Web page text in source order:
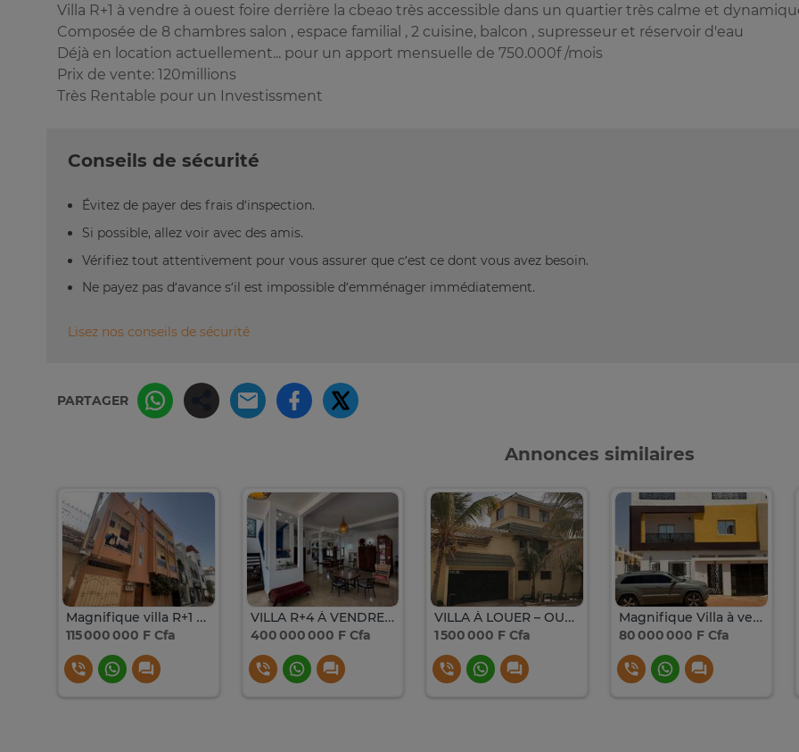
Villa R+1 à vendre à ouest foire derrière la cbeao très accessible dans un quartier très calme et
Composée de 8 chambres salon , espace familial , 2 cuisine, balcon , supresseur et réservoir d'eau
Déjà en location actuellement... pour un apport mensuelle de 750.000f /mois
Prix de vente: 120millions
Très Rentable pour un Investissment
Conseils de sécurité
Évitez de payer des frais d’inspection.
Si possible, allez voir avec des amis.
Vérifiez tout attentivement pour vous assurer que c’est ce dont vous avez besoin.
Ne payez pas d’avance s’il est impossible d’emménager immédiatement.
Lisez nos conseils de sécurité
PARTAGER
Annonces similaires
Magnifique villa R+1 à vendre sur OUEST FOIRE
115 000 000 F Cfa
VILLA R+4 À VENDRE À OUEST FOIRE
400 000 000 F Cfa
VILLA À LOUER – OUEST FOIRE – SUR LA VDN
1 500 000 F Cfa
Magnifique Villa à vendre à Diamniadio
80 000 000 F Cfa